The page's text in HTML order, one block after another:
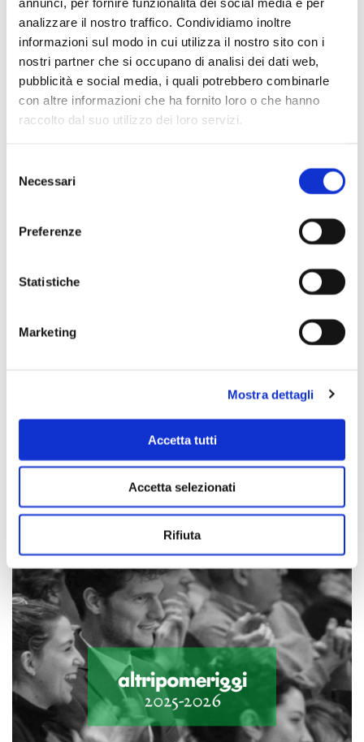
annunci, per fornire funzionalità dei social media e per
analizzare il nostro traffico. Condividiamo inoltre
informazioni sul modo in cui utilizza il nostro sito con i
nostri partner che si occupano di analisi dei dati web,
pubblicità e social media, i quali potrebbero combinarle
con altre informazioni che ha fornito loro o che hanno
raccolto dal suo utilizzo dei loro servizi.
delNecessari
Preferenze
Statistiche
Marketing
Mostra dettagli
Accetta tutti
Accetta selezionati
Rifiuta
Scopri di più
Scopri di più